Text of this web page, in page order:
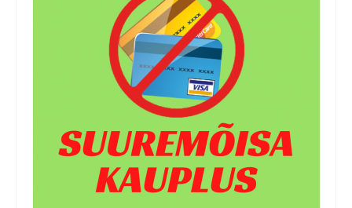
KAMPAANIAD
COOP KLIENDIKAART
HIIUMAA KÖÖK JA PAGAR
MEIE PANUS